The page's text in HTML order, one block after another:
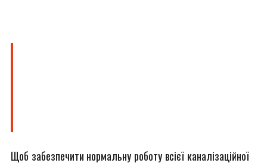
Щоб забезпечити нормальну роботу всієї каналізаційної